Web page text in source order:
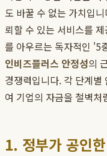
도 바꿀 수 없는 가치입
뢰할 수 있는 서비스를
를 아우르는 독자적인 '5
인비즈플러스 안정성의
경쟁력입니다. 각 단계
여 기업의 자금을 철벽
1. 정부가 공인